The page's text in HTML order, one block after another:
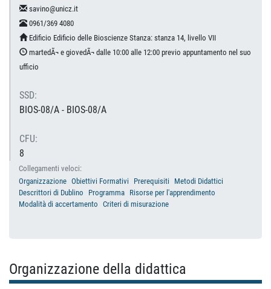
savino@unicz.it
0961/369 4080
Edificio Edificio delle Bioscienze Stanza: stanza 14, livello VII
martedÃ¬ e giovedÃ¬ dalle 10:00 alle 12:00 previo appuntamento nel suo
ufficio
SSD:
BIOS-08/A - BIOS-08/A
CFU:
8
Collegamenti veloci:
Organizzazione Obiettivi Formativi Prerequisiti
Metodi Didattici
Descrittori di Dublino
Programma Risorse per l'apprendimento
Modalità di accertamento Criteri di misurazione
Organizzazione della didattica